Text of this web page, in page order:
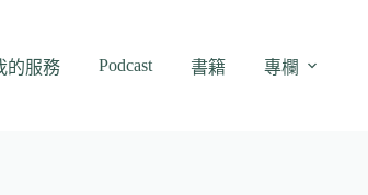
的服務 Podcast 書籍 專欄